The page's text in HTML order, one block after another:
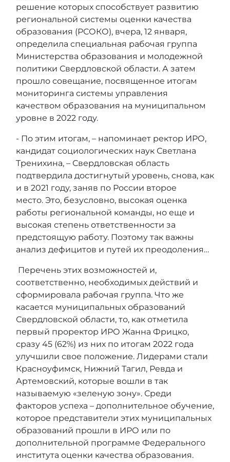
решение которых способствует развитию
региональной системы оценки качества
образования (РСОКО), вчера, 12 января,
определила специальная рабочая группа
Министерства образования и молодежной
политики Свердловской области. А затем
прошло совещание, посвященное итогам
мониторинга системы управления
качеством образования на муниципальном
уровне в 2022 году.
- По этим итогам, – напоминает ректор ИРО,
кандидат социологических наук Светлана
Тренихина, – Свердловская область
подтвердила достигнутый уровень, снова, как
и в 2021 году, заняв по России второе
место. Это, безусловно, высокая оценка
работы региональной команды, но еще и
высокая степень ответственности за
предстоящую работу. Поэтому так важны
анализ дефицитов и путей их преодоления…
Перечень этих возможностей и,
соответственно, необходимых действий и
сформировала рабочая группа. Что же
касается муниципальных образований
Свердловской области, то, как отметила
первый проректор ИРО Жанна Фрицко,
сразу 45 (62%) из них по итогам 2022 года
улучшили свое положение. Лидерами стали
Красноуфимск, Нижний Тагил, Ревда и
Артемовский, которые вошли в так
называемую «зеленую зону». Среди
факторов успеха – дополнительное обучение,
которое представители этих муниципальных
образований прошли в ИРО или по
дополнительной программе Федерального
института оценки качества образования.